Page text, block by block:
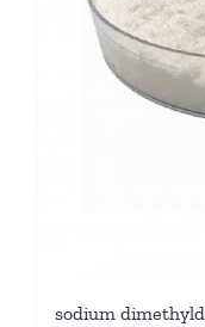
sodium